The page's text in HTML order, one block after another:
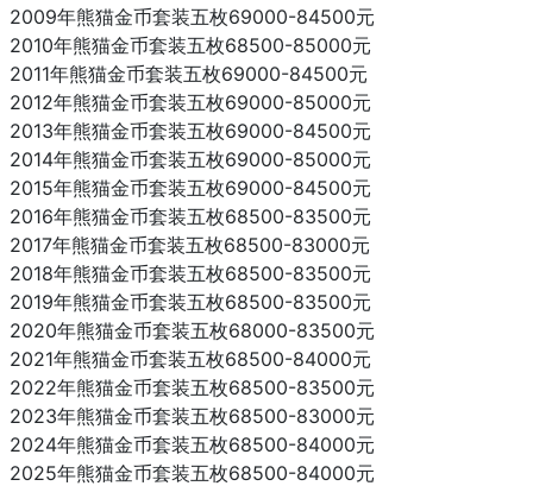
2009年熊猫金币套装五枚69000-84500元
2010年熊猫金币套装五枚68500-85000元
2011年熊猫金币套装五枚69000-84500元
2012年熊猫金币套装五枚69000-85000元
2013年熊猫金币套装五枚69000-84500元
2014年熊猫金币套装五枚69000-85000元
2015年熊猫金币套装五枚69000-84500元
2016年熊猫金币套装五枚68500-83500元
2017年熊猫金币套装五枚68500-83000元
2018年熊猫金币套装五枚68500-83500元
2019年熊猫金币套装五枚68500-83500元
2020年熊猫金币套装五枚68000-83500元
2021年熊猫金币套装五枚68500-84000元
2022年熊猫金币套装五枚68500-83500元
2023年熊猫金币套装五枚68500-83000元
2024年熊猫金币套装五枚68500-84000元
2025年熊猫金币套装五枚68500-84000元